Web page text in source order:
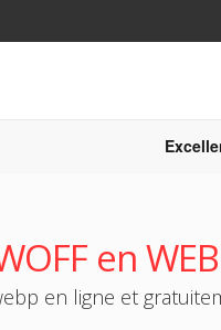
en
en ligne et